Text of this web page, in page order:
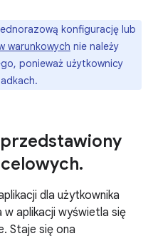
konfigurację lub
warunkowych nie należy
ponieważ użytkownicy
.
dla użytkownika
w aplikacji wyświetla się
Staje się ona